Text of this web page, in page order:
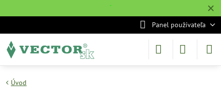
✕
˙
Panel používateľa
Úvod